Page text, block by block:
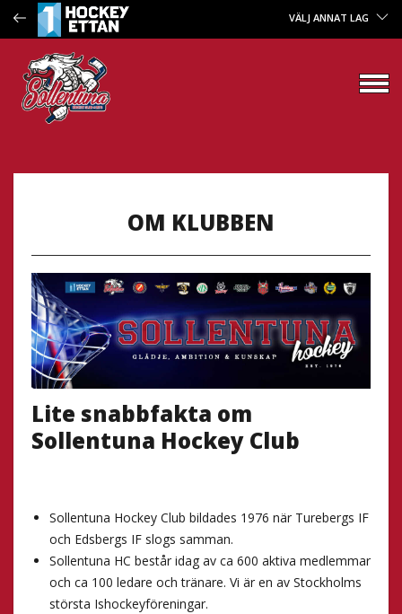
VÄLJ ANNAT LAG
OM KLUBBEN
Lite snabbfakta om
Sollentuna Hockey Club
Sollentuna Hockey Club bildades 1976 när Turebergs IF
och Edsbergs IF slogs samman.
Sollentuna HC består idag av ca 600 aktiva medlemmar
och ca 100 ledare och tränare. Vi är en av Stockholms
största Ishockeyföreningar.